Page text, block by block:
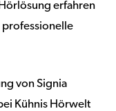
erfahren
professionelle
von Signia
Kühnis Hörwelt